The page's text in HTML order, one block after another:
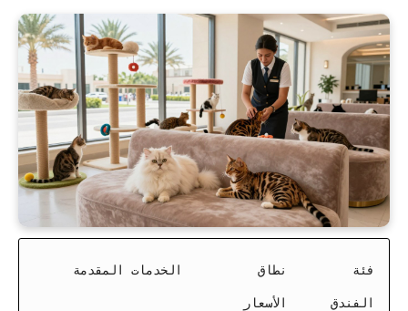
فئة
الفندق
نطاق
الأسعار
الخدمات المقدمة